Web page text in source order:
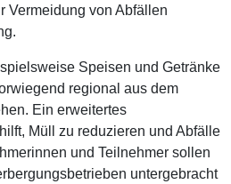
Vermeidung von Abfällen
Speisen und Getränke
regional aus dem
Ein erweitertes
Müll zu reduzieren und Abfälle
und Teilnehmer sollen
untergebracht